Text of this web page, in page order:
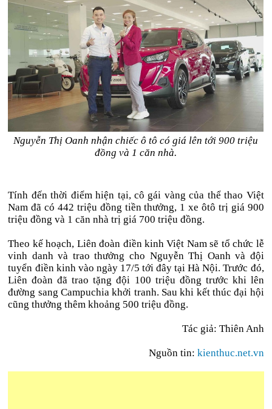
Nguyễn Thị Oanh nhận chiếc ô tô có giá lên tới 900 triệu
đồng và 1 căn nhà.
Tính đến thời điểm hiện tại, cô gái vàng của thể thao Việt
Nam đã có 442 triệu đồng tiền thưởng, 1 xe ôtô trị giá 900
triệu đồng và 1 căn nhà trị giá 700 triệu đồng.
Theo kế hoạch, Liên đoàn điền kinh Việt Nam sẽ tổ chức lễ
vinh danh và trao thưởng cho Nguyễn Thị Oanh và đội
tuyển điền kinh vào ngày 17/5 tới đây tại Hà Nội. Trước đó,
Liên đoàn đã trao tặng đội 100 triệu đồng trước khi lên
đường sang Campuchia khởi tranh. Sau khi kết thúc đại hội
cũng thưởng thêm khoảng 500 triệu đồng.
Tác giả: Thiên Anh
Nguồn tin: kienthuc.net.vn